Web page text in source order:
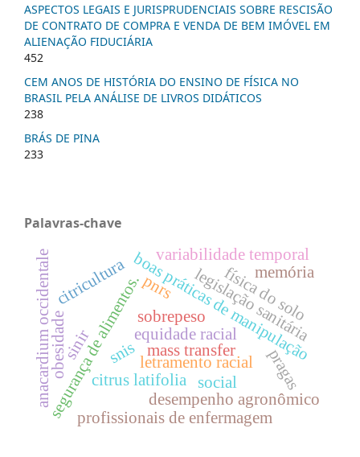
ASPECTOS LEGAIS E JURISPRUDENCIAIS SOBRE RESCISÃO
DE CONTRATO DE COMPRA E VENDA DE BEM IMÓVEL EM
ALIENAÇÃO FIDUCIÁRIA
452
CEM ANOS DE HISTÓRIA DO ENSINO DE FÍSICA NO
BRASIL PELA ANÁLISE DE LIVROS DIDÁTICOS
238
BRÁS DE PINA
233
Palavras-chave
equidade racial
letramento racial
boas práticas de manipulação
segurança de alimentos. legislação sanitária
citrus latifolia
citricultura
anacardium occidentale desempenho agronômico
pragas
profissionais de enfermagem
sobrepeso
obesidade
física do solo
variabilidade temporal
mass transfer
pnrs
snis
sinir
memória
social